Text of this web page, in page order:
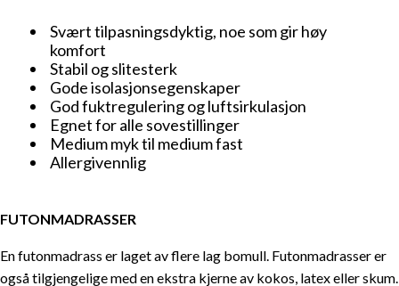
Svært tilpasningsdyktig, noe som gir høy
komfort
Stabil og slitesterk
Gode isolasjonsegenskaper
God fuktregulering og luftsirkulasjon
Egnet for alle sovestillinger
Medium myk til medium fast
Allergivennlig
FUTONMADRASSER
En futonmadrass er laget av flere lag bomull. Futonmadrasser er
også tilgjengelige med en ekstra kjerne av kokos, latex eller skum.
Hva kjennetegner den rette madrassen
Slik velger du riktig fasthetsgrad på madrassen
Fasthetsgrader i henhold til kroppsvekt
Mattress Firmness and Sleeping Positions
Ikke alle madrasser passer for alle: Madrasstype og
kjennetegn
Overmadrass for økt komfort og støtte